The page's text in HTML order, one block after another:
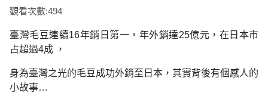
觀看次數:494
臺灣毛豆連續16年銷日第一，年外銷達25億元，在日本市
占超過4成 ，
身為臺灣之光的毛豆成功外銷至日本，其實背後有個感人的
小故事…